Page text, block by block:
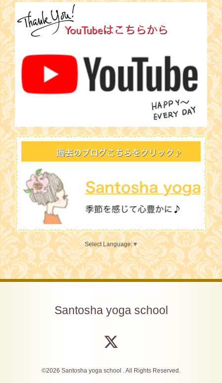
Select Language ▼
Santosha yoga school
©2026 Santosha yoga school . All Rights Reserved.